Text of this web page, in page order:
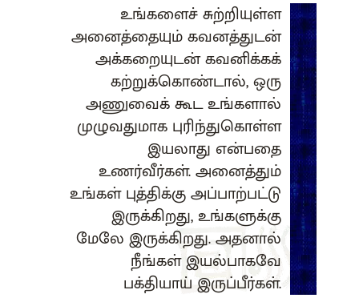
உங்களைச் சுற்றியுள்ள
அனைத்தையும் கவனத்துடன்
அக்கறையுடன் கவனிக்கக்
கற்றுக்கொண்டால், ஒரு
அணுவைக் கூட உங்களால்
முழுவதுமாக புரிந்துகொள்ள
இயலாது என்பதை
உணர்வீர்கள். அனைத்தும்
உங்கள் புத்திக்கு அப்பாற்பட்டு
இருக்கிறது, உங்களுக்கு
மேலே இருக்கிறது. அதனால்
நீங்கள் இயல்பாகவே
பக்தியாய் இருப்பீர்கள்.